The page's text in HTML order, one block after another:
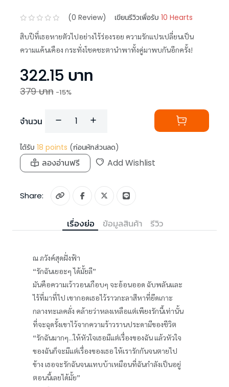
(0 Review) เขียนรีวิวเพื่อรับ 10 Hearts
สิบปีที่เธอหายตัวไปอย่างไร้ร่องรอย ความรักแปรเปลี่ยนเป็น
ความแค้นเคือง กระทั่งโชคชะตานำพาทั้งคู่มาพบกันอีกครั้ง!
322.15 บาท
379บาท -15%
จำนวน
ได้รับ 18 points (ก่อนหักส่วนลด)
ลองอ่านฟรี Add Wishlist
Share:
เรื่องย่อ ข้อมูลสินค้า รีวิว
ณ ภวังค์สุดฝั่งฟ้า
“รักฉันเยอะๆ ได้มั้ยลี”
มันคือความเว้าวอนเกือบๆ จะอ้อนออด ฉับพลันและ
ไร้ที่มาที่ไป เขากอดเธอไว้ราวกะลาสีหาที่ยึดเกาะ
กลางทะเลคลั่ง คล้ายว่าหลงเหลือแต่เพียงรักนี้เท่านั้น
ที่จะฉุดรั้งเขาไว้จากความร้าวรานประดามีของชีวิต
“รักฉันมากๆ...ให้หัวใจเธอมีแต่เรื่องของฉัน แล้วหัวใจ
ของฉันก็จะมีแต่เรื่องของเธอ ให้เรารักกันจนตายไป
ข้าง เธอจะรักฉันจนแทบบ้าเหมือนที่ฉันกำลังเป็นอยู่
ตอนนี้เลยได้มั้ย”